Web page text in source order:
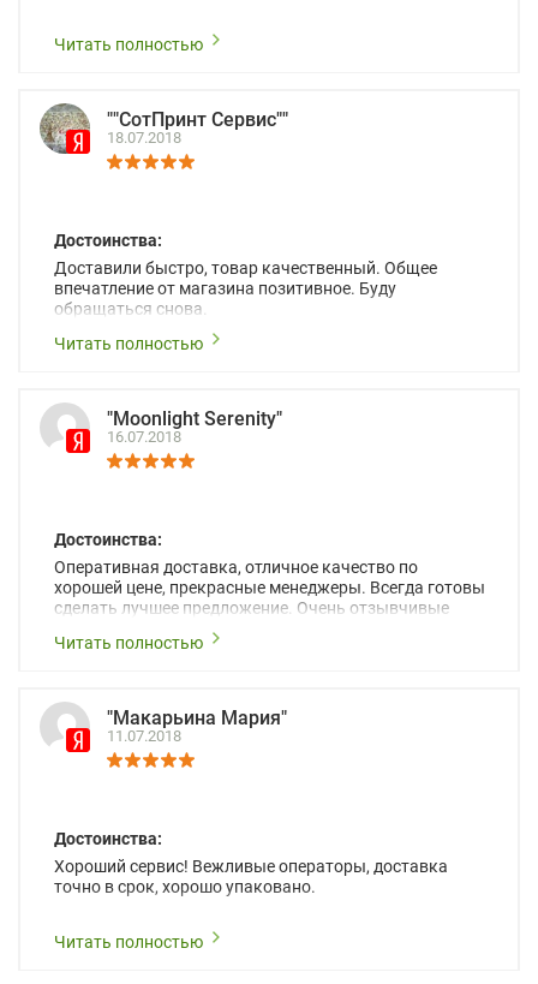
Читать полностью
""СотПринт Сервис""
18.07.2018
Достоинства:
Доставили быстро, товар качественный. Общее
впечатление от магазина позитивное. Буду
обращаться снова.
Читать полностью
"Moonlight Serenity"
16.07.2018
Достоинства:
Оперативная доставка, отличное качество по
хорошей цене, прекрасные менеджеры. Всегда готовы
сделать лучшее предложение. Очень отзывчивые
Читать полностью
"Макарьина Мария"
11.07.2018
Достоинства:
Хороший сервис! Вежливые операторы, доставка
точно в срок, хорошо упаковано.
Читать полностью